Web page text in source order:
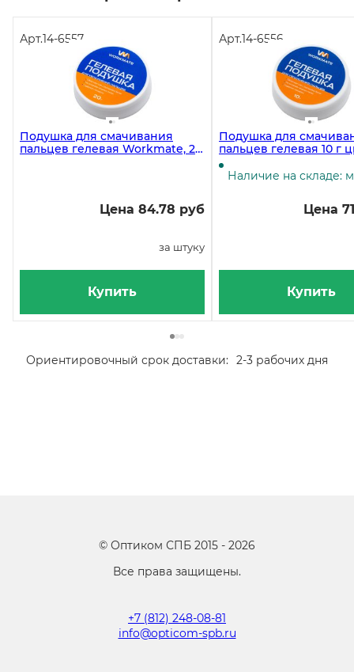
Арт.14-6557
Подушка для смачивания
пальцев гелевая Workmate, 20
Цена 84.78 руб
за штуку
Купить
Арт.14-6556
Подушка для
пальцев гелевая 10 г
коробочка
Наличие на складе:
Цена
Купить
Ориентировочный срок доставки: 2-3 рабочих дня
© Оптиком СПБ 2015 - 2026
Все права защищены.
+7 (812) 248-08-81
info@opticom-spb.ru